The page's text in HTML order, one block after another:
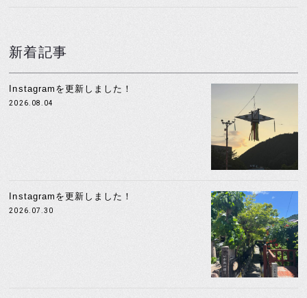
新着記事
Instagramを更新しました！
2026.08.04
Instagramを更新しました！
2026.07.30